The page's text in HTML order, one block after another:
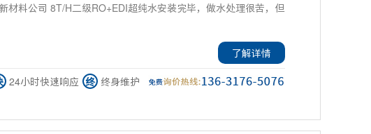
材料公司 8T/H二级RO+EDI超纯水安装完毕，做水处理很苦，但
了解详情
24小时快速响应 终 终身维护